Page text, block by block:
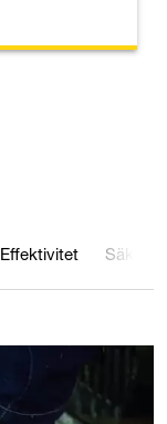
Effektivitet